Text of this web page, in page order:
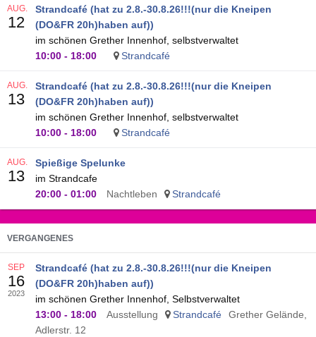
Strandcafé (hat zu 2.8.-30.8.26!!!(nur die Kneipen
(DO&FR 20h)haben auf))
im schönen Grether Innenhof, selbstverwaltet
10:00 - 18:00 Strandcafé
AUG.
12
Strandcafé (hat zu 2.8.-30.8.26!!!(nur die Kneipen
(DO&FR 20h)haben auf))
im schönen Grether Innenhof, selbstverwaltet
10:00 - 18:00 Strandcafé
AUG.
13
Spießige Spelunke
im Strandcafe
20:00 - 01:00 Nachtleben Strandcafé
AUG.
13
VERGANGENES
Strandcafé (hat zu 2.8.-30.8.26!!!(nur die Kneipen
(DO&FR 20h)haben auf))
im schönen Grether Innenhof, Selbstverwaltet
13:00 - 18:00 Ausstellung Strandcafé
Grether Gelände,
Adlerstr. 12
SEP
16
2023